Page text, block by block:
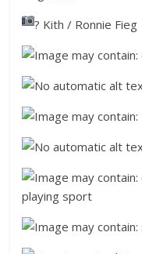
? Kith / Ronnie Fieg